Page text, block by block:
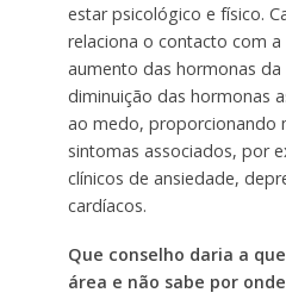
estar psicológico e físico.
relaciona o contacto com
aumento das hormonas da
diminuição das hormonas
ao medo, proporcionando
sintomas associados, por
clínicos de ansiedade,
cardíacos.
Que conselho daria a
área e não sabe por